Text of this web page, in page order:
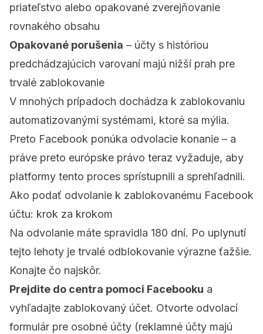
priateľstvo alebo opakované zverejňovanie
rovnakého obsahu
Opakované porušenia – účty s históriou
predchádzajúcich varovaní majú nižší prah pre
trvalé zablokovanie
V mnohých prípadoch dochádza k zablokovaniu
automatizovanými systémami, ktoré sa mýlia.
Preto Facebook ponúka odvolacie konanie – a
práve preto európske právo teraz vyžaduje, aby
platformy tento proces sprístupnili a sprehľadnili.
Ako podať odvolanie k zablokovanému Facebook
účtu: krok za krokom
Na odvolanie máte spravidla 180 dní. Po uplynutí
tejto lehoty je trvalé odblokovanie výrazne ťažšie.
Konajte čo najskôr.
Prejdite do centra pomoci Facebooku a
vyhľadajte zablokovaný účet. Otvorte odvolací
formulár pre osobné účty (reklamné účty majú